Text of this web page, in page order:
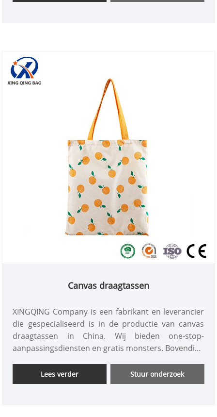
kwaliteit en goedkope prijs kan garanderen. We
Canvas draagtassen
XINGQING Company is een fabrikant en leverancier
die gespecialiseerd is in de productie van canvas
draagtassen in China. Wij bieden one-stop-
aanpassingsdiensten en gratis monsters. Bovendien
kwaliteitsinspectieafdeling om de hoge kwaliteit en
goedkope prijs van canvas draagtassen te
Lees verder Stuur onderzoek